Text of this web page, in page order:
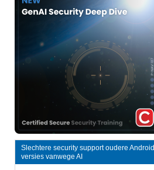
Slechtere security support oudere Android
versies vanwege AI